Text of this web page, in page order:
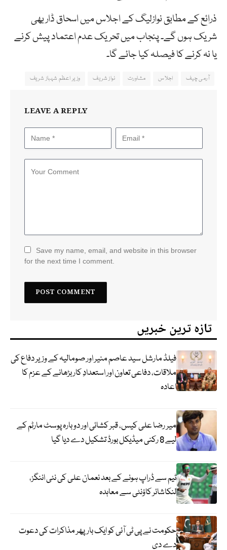
ذرائع کے مطابق نوازلیگ کے اجلاس میں اسحاق ڈار بھی
شریک ہوں گے۔ پنجاب میں تحریک عدم اعتماد پیش کرنے
یا نہ کرنے کا فیصلہ کیا جائے گا۔
آرمی چیف اجلاس مشاورت نواز شریف وزیر اعظم شہباز شریف
LEAVE A REPLY
Save my name, email, and website in this browser
for the next time I comment.
تازہ ترین خبریں
فیلڈ مارشل سید عاصم منیر اور صومالیہ کے وزیر دفاع کی
ملاقات، دفاعی تعاون اور استعدادِ کار بڑھانے کے عزم کا
اعادہ
میر رضا علی کیس، قبر کشائی اور دوبارہ پوسٹ مارٹم کے
لیے 8 رکنی میڈیکل بورڈ تشکیل دے دیا گیا
ٹیم سے ڈراپ ہونے کے بعد نعمان علی کی نئی اننگز،
لنکاشائر کاؤنٹی سے معاہدہ
حکومت نے پی ٹی آئی کو ایک بارپھر مذاکرات کی دعوت
دے دی